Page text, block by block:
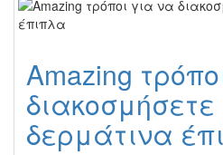
Amazing
δερμάτινα